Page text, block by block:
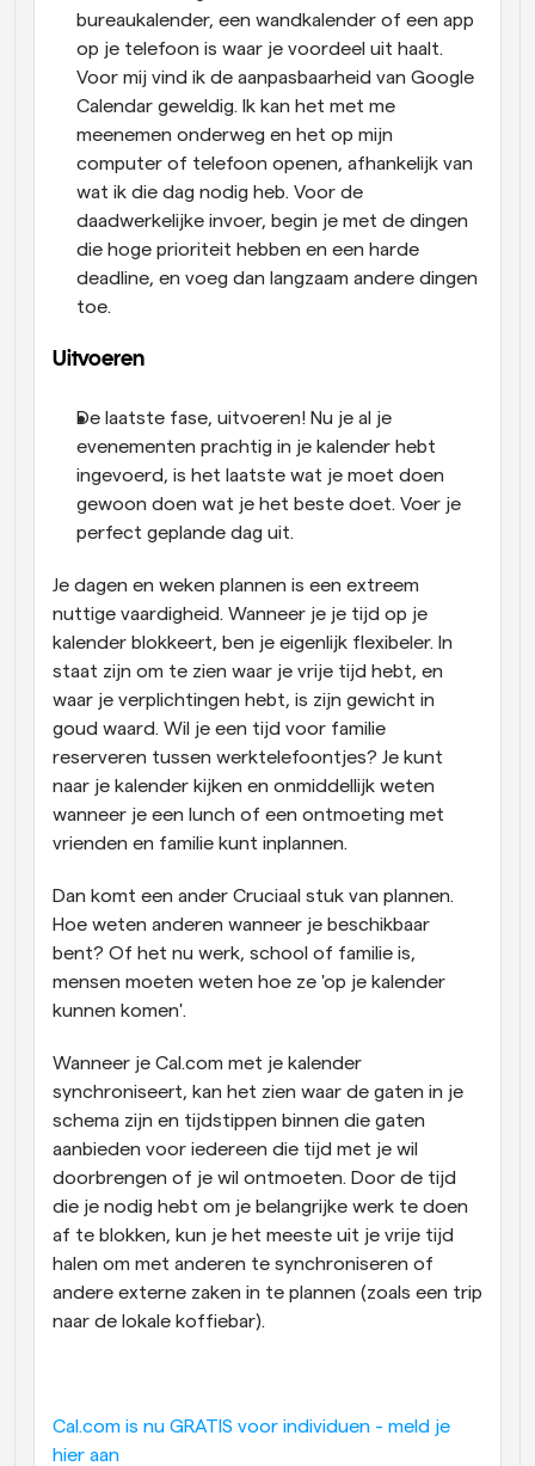
bureaukalender, een wandkalender of een app
op je telefoon is waar je voordeel uit haalt.
Voor mij vind ik de aanpasbaarheid van Google
Calendar geweldig. Ik kan het met me
meenemen onderweg en het op mijn
computer of telefoon openen, afhankelijk van
wat ik die dag nodig heb. Voor de
daadwerkelijke invoer, begin je met de dingen
die hoge prioriteit hebben en een harde
deadline, en voeg dan langzaam andere dingen
toe.
Uitvoeren
De laatste fase, uitvoeren! Nu je al je
evenementen prachtig in je kalender hebt
ingevoerd, is het laatste wat je moet doen
gewoon doen wat je het beste doet. Voer je
perfect geplande dag uit.
Je dagen en weken plannen is een extreem
nuttige vaardigheid. Wanneer je je tijd op je
kalender blokkeert, ben je eigenlijk flexibeler. In
staat zijn om te zien waar je vrije tijd hebt, en
waar je verplichtingen hebt, is zijn gewicht in
goud waard. Wil je een tijd voor familie
reserveren tussen werktelefoontjes? Je kunt
naar je kalender kijken en onmiddellijk weten
wanneer je een lunch of een ontmoeting met
vrienden en familie kunt inplannen.
Dan komt een ander Cruciaal stuk van plannen.
Hoe weten anderen wanneer je beschikbaar
bent? Of het nu werk, school of familie is,
mensen moeten weten hoe ze 'op je kalender
kunnen komen'.
Wanneer je Cal.com met je kalender
synchroniseert, kan het zien waar de gaten in je
schema zijn en tijdstippen binnen die gaten
aanbieden voor iedereen die tijd met je wil
doorbrengen of je wil ontmoeten. Door de tijd
die je nodig hebt om je belangrijke werk te doen
af te blokken, kun je het meeste uit je vrije tijd
halen om met anderen te synchroniseren of
andere externe zaken in te plannen (zoals een trip
naar de lokale koffiebar).
Cal.com is nu GRATIS voor individuen - meld je
hier aan